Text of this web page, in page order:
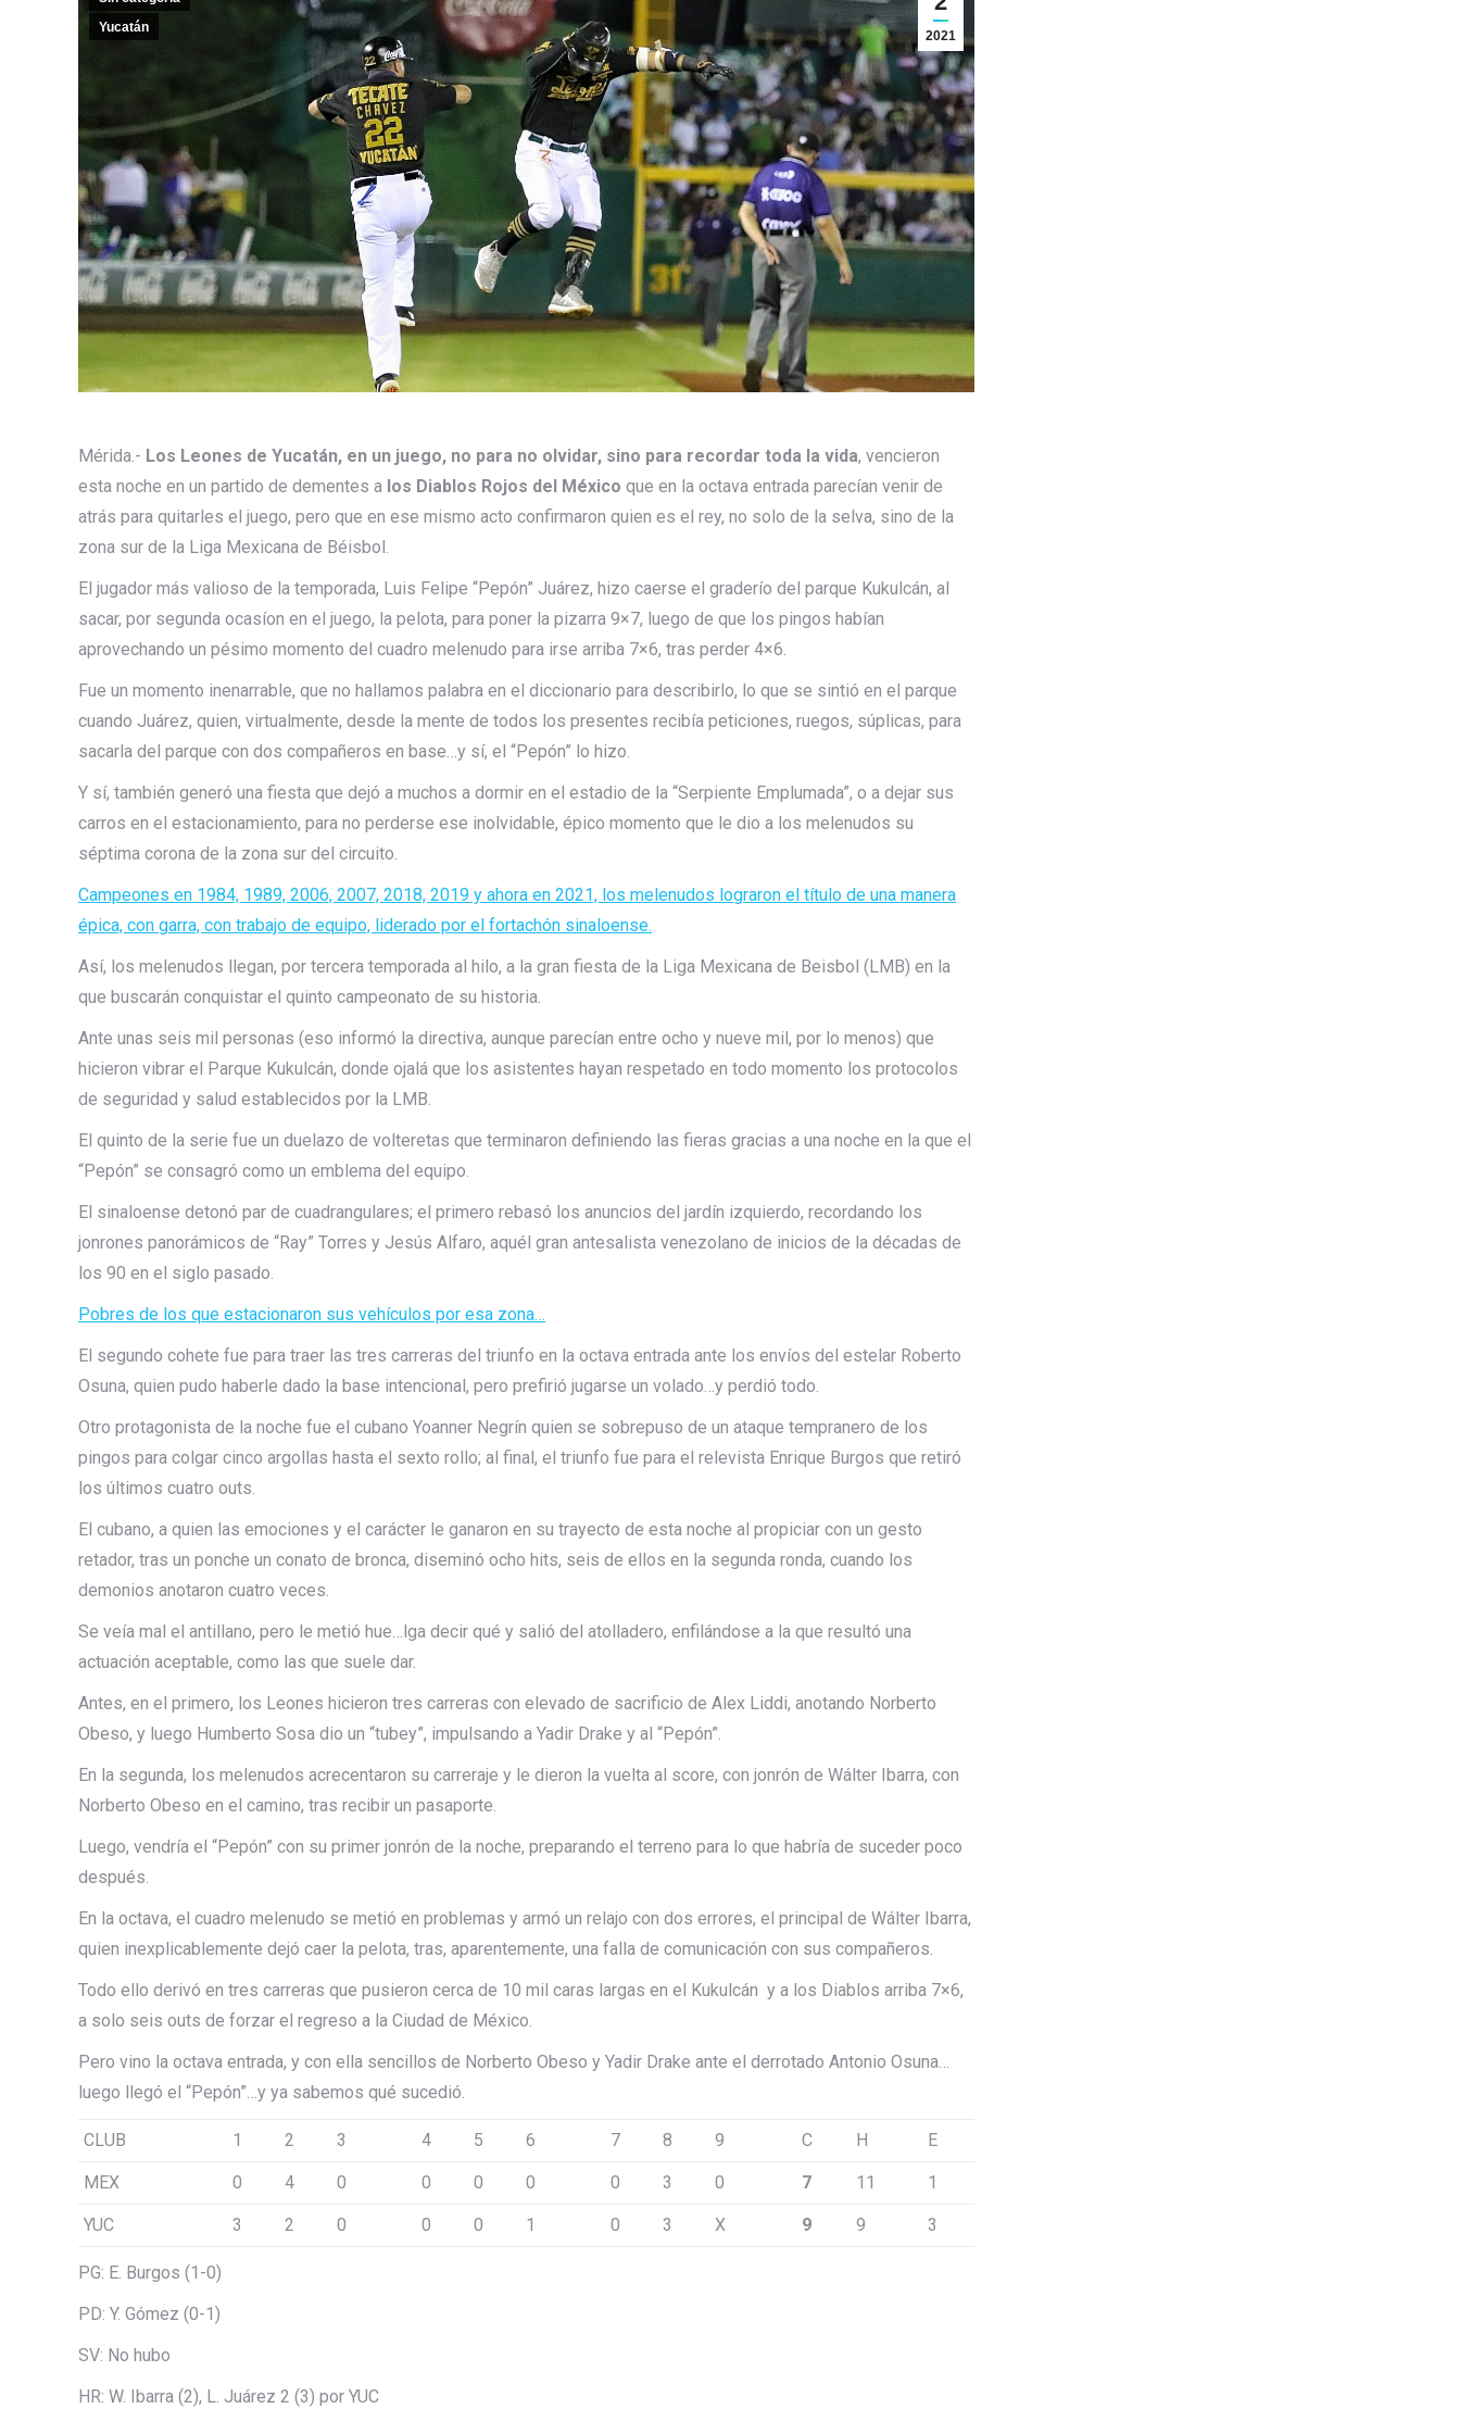
2021
Yucatán
Mérida.- Los Leones de Yucatán, en un juego, no para no olvidar, sino para recordar toda la vida, vencieron
esta noche en un partido de dementes a los Diablos Rojos del México que en la octava entrada parecían venir de
atrás para quitarles el juego, pero que en ese mismo acto confirmaron quien es el rey, no solo de la selva, sino de la
zona sur de la Liga Mexicana de Béisbol.
El jugador más valioso de la temporada, Luis Felipe “Pepón” Juárez, hizo caerse el graderío del parque Kukulcán, al
sacar, por segunda ocasíon en el juego, la pelota, para poner la pizarra 9×7, luego de que los pingos habían
aprovechando un pésimo momento del cuadro melenudo para irse arriba 7×6, tras perder 4×6.
Fue un momento inenarrable, que no hallamos palabra en el diccionario para describirlo, lo que se sintió en el parque
cuando Juárez, quien, virtualmente, desde la mente de todos los presentes recibía peticiones, ruegos, súplicas, para
sacarla del parque con dos compañeros en base…y sí, el “Pepón” lo hizo.
Y sí, también generó una fiesta que dejó a muchos a dormir en el estadio de la “Serpiente Emplumada”, o a dejar sus
carros en el estacionamiento, para no perderse ese inolvidable, épico momento que le dio a los melenudos su
séptima corona de la zona sur del circuito.
Campeones en 1984, 1989, 2006, 2007, 2018, 2019 y ahora en 2021, los melenudos lograron el título de una manera
épica, con garra, con trabajo de equipo, liderado por el fortachón sinaloense.
Así, los melenudos llegan, por tercera temporada al hilo, a la gran fiesta de la Liga Mexicana de Beisbol (LMB) en la
que buscarán conquistar el quinto campeonato de su historia.
Ante unas seis mil personas (eso informó la directiva, aunque parecían entre ocho y nueve mil, por lo menos) que
hicieron vibrar el Parque Kukulcán, donde ojalá que los asistentes hayan respetado en todo momento los protocolos
de seguridad y salud establecidos por la LMB.
El quinto de la serie fue un duelazo de volteretas que terminaron definiendo las fieras gracias a una noche en la que el
“Pepón” se consagró como un emblema del equipo.
El sinaloense detonó par de cuadrangulares; el primero rebasó los anuncios del jardín izquierdo, recordando los
jonrones panorámicos de “Ray” Torres y Jesús Alfaro, aquél gran antesalista venezolano de inicios de la décadas de
los 90 en el siglo pasado.
Pobres de los que estacionaron sus vehículos por esa zona…
El segundo cohete fue para traer las tres carreras del triunfo en la octava entrada ante los envíos del estelar Roberto
Osuna, quien pudo haberle dado la base intencional, pero prefirió jugarse un volado…y perdió todo.
Otro protagonista de la noche fue el cubano Yoanner Negrín quien se sobrepuso de un ataque tempranero de los
pingos para colgar cinco argollas hasta el sexto rollo; al final, el triunfo fue para el relevista Enrique Burgos que retiró
los últimos cuatro outs.
El cubano, a quien las emociones y el carácter le ganaron en su trayecto de esta noche al propiciar con un gesto
retador, tras un ponche un conato de bronca, diseminó ocho hits, seis de ellos en la segunda ronda, cuando los
demonios anotaron cuatro veces.
Se veía mal el antillano, pero le metió hue…lga decir qué y salió del atolladero, enfilándose a la que resultó una
actuación aceptable, como las que suele dar.
Antes, en el primero, los Leones hicieron tres carreras con elevado de sacrificio de Alex Liddi, anotando Norberto
Obeso, y luego Humberto Sosa dio un “tubey”, impulsando a Yadir Drake y al “Pepón”.
En la segunda, los melenudos acrecentaron su carreraje y le dieron la vuelta al score, con jonrón de Wálter Ibarra, con
Norberto Obeso en el camino, tras recibir un pasaporte.
Luego, vendría el “Pepón” con su primer jonrón de la noche, preparando el terreno para lo que habría de suceder poco
después.
En la octava, el cuadro melenudo se metió en problemas y armó un relajo con dos errores, el principal de Wálter Ibarra,
quien inexplicablemente dejó caer la pelota, tras, aparentemente, una falla de comunicación con sus compañeros.
Todo ello derivó en tres carreras que pusieron cerca de 10 mil caras largas en el Kukulcán y a los Diablos arriba 7×6,
a solo seis outs de forzar el regreso a la Ciudad de México.
Pero vino la octava entrada, y con ella sencillos de Norberto Obeso y Yadir Drake ante el derrotado Antonio Osuna…
luego llegó el “Pepón”…y ya sabemos qué sucedió.
CLUB 1 2 3 4 5 6 7 8 9 C H E
MEX 0 4 0 0 0 0 0 3 0 7 11 1
YUC 3 2 0 0 0 1 0 3 X 9 9 3
PG: E. Burgos (1-0)
PD: Y. Gómez (0-1)
SV: No hubo
HR: W. Ibarra (2), L. Juárez 2 (3) por YUC